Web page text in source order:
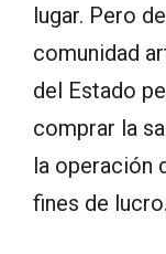
lugar. Pero
comunidad
del Estado
comprar la
la operación
fines de lucro.